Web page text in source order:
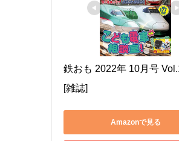
鉄おも 2022年 10月号
[雑誌]
Amazonで見る